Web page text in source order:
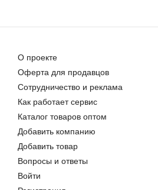
Ошейники для собак
Цена договорная
О проекте
Оферта для продавцов
Сотрудничество и реклама
Как работает сервис
Каталог товаров оптом
Добавить компанию
Добавить товар
Вопросы и ответы
Войти